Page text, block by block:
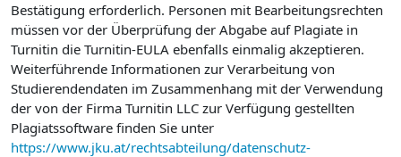
Bestätigung erforderlich. Personen mit Bearbeitungsrechten
müssen vor der Überprüfung der Abgabe auf Plagiate in
Turnitin die Turnitin-EULA ebenfalls einmalig akzeptieren.
Weiterführende Informationen zur Verarbeitung von
Studierendendaten im Zusammenhang mit der Verwendung
der von der Firma Turnitin LLC zur Verfügung gestellten
Plagiatssoftware finden Sie unter
https://www.jku.at/rechtsabteilung/datenschutz-